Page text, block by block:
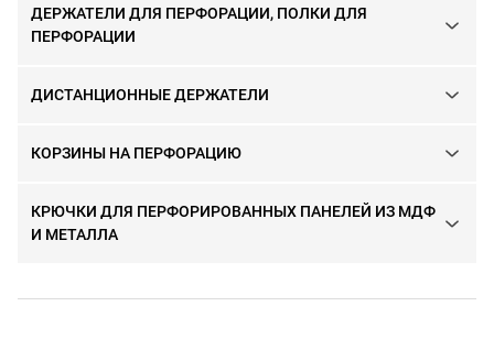
ДЕРЖАТЕЛИ ДЛЯ ПЕРФОРАЦИИ, ПОЛКИ ДЛЯ
ПЕРФОРАЦИИ
ДИСТАНЦИОННЫЕ ДЕРЖАТЕЛИ
КОРЗИНЫ НА ПЕРФОРАЦИЮ
КРЮЧКИ ДЛЯ ПЕРФОРИРОВАННЫХ ПАНЕЛЕЙ ИЗ МДФ
И МЕТАЛЛА